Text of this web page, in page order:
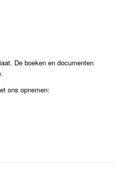
De boeken en documenten
ons opnemen: